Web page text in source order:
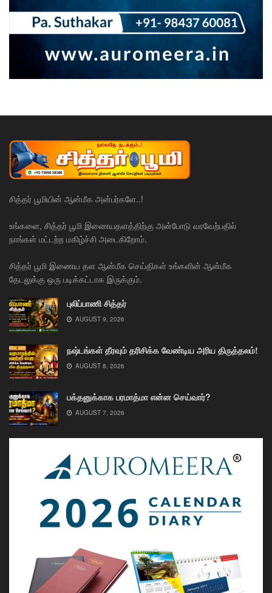
சித்தர் பூமியின் ஆன்மீக அன்பர்களே..!
உங்களை, சித்தர் பூமி இணையதளத்திற்கு அன்போடு வரவேற்பதில்
நாங்கள் மட்டற்ற மகிழ்ச்சி அடைகிறோம்.
சித்தர் பூமி இணைய தள ஆன்மீக செய்திகள் உங்களின் ஆன்மீக
தேடலுக்கு ஒரு படிக்கட்டாக இருக்கும்.
புலிப்பாணி சித்தர்
AUGUST 9, 2026
நஷ்டங்கள் தீரவும் தரிசிக்க வேண்டிய அரிய திருத்தலம்!
AUGUST 8, 2026
பக்தனுக்காக பரமாத்மா என்ன செய்வார்?
AUGUST 7, 2026